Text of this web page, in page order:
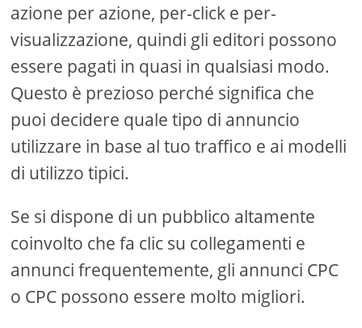
azione per azione, per-click e per-
visualizzazione, quindi gli editori possono
essere pagati in quasi in qualsiasi modo.
Questo è prezioso perché significa che
puoi decidere quale tipo di annuncio
utilizzare in base al tuo traffico e ai modelli
di utilizzo tipici.
Se si dispone di un pubblico altamente
coinvolto che fa clic su collegamenti e
annunci frequentemente, gli annunci CPC
o CPC possono essere molto migliori.